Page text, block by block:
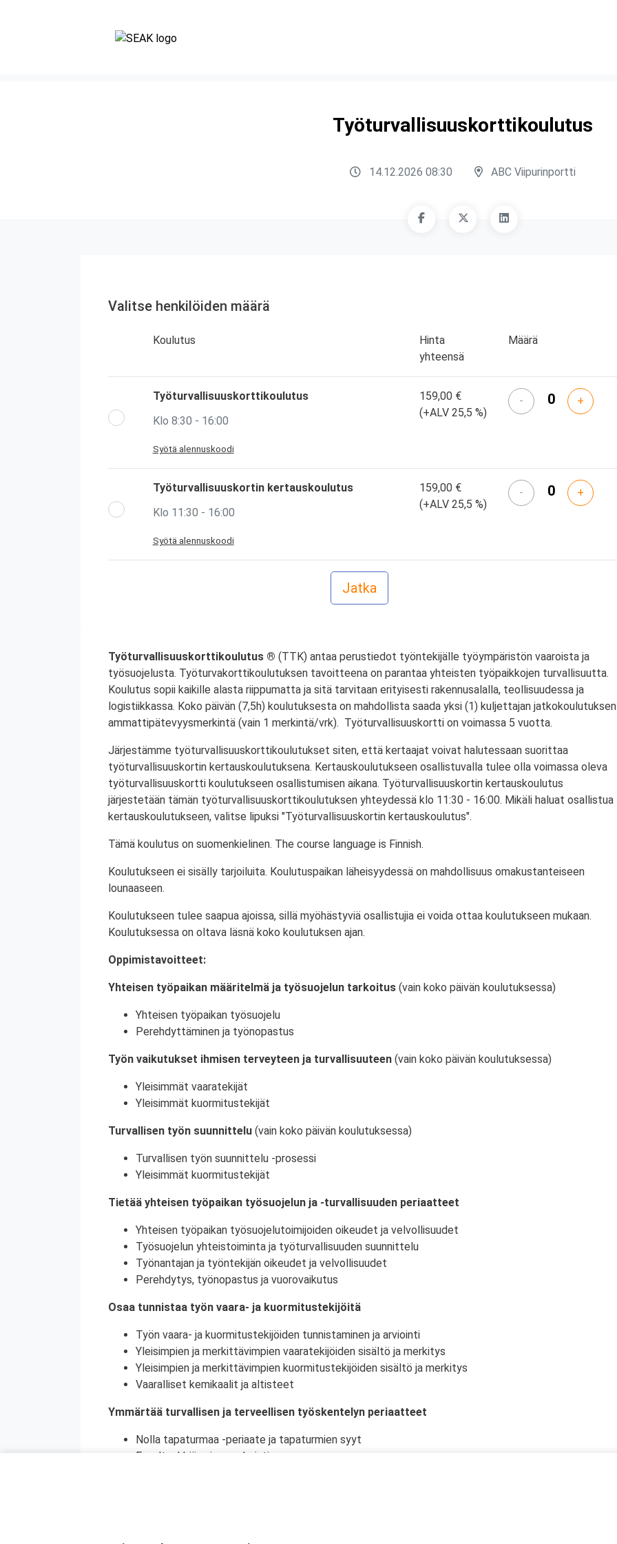
Työturvallisuuskorttikoulutus
14.12.2026 08:30 ABC Viipurinportti
Valitse henkilöiden määrä
Koulutus
Hinta
yhteensä
Määrä
Työturvallisuuskorttikoulutus
Klo 8:30 - 16:00
Syötä alennuskoodi
159,00 €
(+ALV 25,5 %)
- +
Työturvallisuuskortin kertauskoulutus
Klo 11:30 - 16:00
Syötä alennuskoodi
159,00 €
(+ALV 25,5 %)
- +
Työturvallisuuskorttikoulutus ® (TTK) antaa perustiedot työntekijälle työympäristön vaaroista ja
työsuojelusta. Työturvakorttikoulutuksen tavoitteena on parantaa yhteisten työpaikkojen turvallisuutta.
Koulutus sopii kaikille alasta riippumatta ja sitä tarvitaan erityisesti rakennusalalla, teollisuudessa ja
logistiikkassa. Koko päivän (7,5h) koulutuksesta on mahdollista saada yksi (1) kuljettajan jatkokoulutuksen
ammattipätevyysmerkintä (vain 1 merkintä/vrk). Työturvallisuuskortti on voimassa 5 vuotta.
Järjestämme työturvallisuuskorttikoulutukset siten, että kertaajat voivat halutessaan suorittaa
työturvallisuuskortin kertauskoulutuksena. Kertauskoulutukseen osallistuvalla tulee olla voimassa oleva
työturvallisuuskortti koulutukseen osallistumisen aikana. Työturvallisuuskortin kertauskoulutus
järjestetään tämän työturvallisuuskorttikoulutuksen yhteydessä klo 11:30 - 16:00. Mikäli haluat osallistua
kertauskoulutukseen, valitse lipuksi "Työturvallisuuskortin kertauskoulutus".
Tämä koulutus on suomenkielinen. The course language is Finnish.
Koulutukseen ei sisälly tarjoiluita. Koulutuspaikan läheisyydessä on mahdollisuus omakustanteiseen
lounaaseen.
Koulutukseen tulee saapua ajoissa, sillä myöhästyviä osallistujia ei voida ottaa koulutukseen mukaan.
Koulutuksessa on oltava läsnä koko koulutuksen ajan.
Oppimistavoitteet:
Yhteisen työpaikan määritelmä ja työsuojelun tarkoitus (vain koko päivän koulutuksessa)
Yhteisen työpaikan työsuojelu
Perehdyttäminen ja työnopastus
Työn vaikutukset ihmisen terveyteen ja turvallisuuteen (vain koko päivän koulutuksessa)
Yleisimmät vaaratekijät
Yleisimmät kuormitustekijät
Turvallisen työn suunnittelu (vain koko päivän koulutuksessa)
Turvallisen työn suunnittelu -prosessi
Yleisimmät kuormitustekijät
Tietää yhteisen työpaikan työsuojelun ja -turvallisuuden periaatteet
Yhteisen työpaikan työsuojelutoimijoiden oikeudet ja velvollisuudet
Työsuojelun yhteistoiminta ja työturvallisuuden suunnittelu
Työnantajan ja työntekijän oikeudet ja velvollisuudet
Perehdytys, työnopastus ja vuorovaikutus
Osaa tunnistaa työn vaara- ja kuormitustekijöitä
Työn vaara- ja kuormitustekijöiden tunnistaminen ja arviointi
Yleisimpien ja merkittävimpien vaaratekijöiden sisältö ja merkitys
Yleisimpien ja merkittävimpien kuormitustekijöiden sisältö ja merkitys
Vaaralliset kemikaalit ja altisteet
Ymmärtää turvallisen ja terveellisen työskentelyn periaatteet
Nolla tapaturmaa -periaate ja tapaturmien syyt
Ennaltaehkäisy ja ennakointi